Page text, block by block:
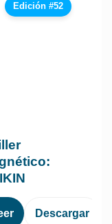
Edición #52
Descargar